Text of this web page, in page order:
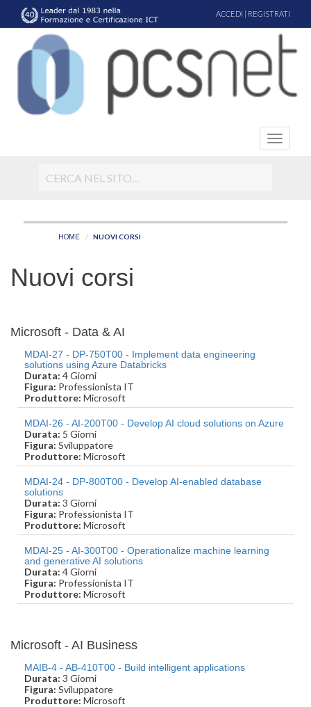
ACCEDI | REGISTRATI
HOME NUOVI CORSI
Nuovi corsi
Microsoft - Data & AI
MDAI-27 - DP-750T00 - Implement data engineering
solutions using Azure Databricks
Durata: 4 Giorni
Figura: Professionista IT
Produttore: Microsoft
MDAI-26 - AI-200T00 - Develop AI cloud solutions on Azure
Durata: 5 Giorni
Figura: Sviluppatore
Produttore: Microsoft
MDAI-24 - DP-800T00 - Develop AI-enabled database
solutions
Durata: 3 Giorni
Figura: Professionista IT
Produttore: Microsoft
MDAI-25 - AI-300T00 - Operationalize machine learning
and generative AI solutions
Durata: 4 Giorni
Figura: Professionista IT
Produttore: Microsoft
Microsoft - AI Business
MAIB-4 - AB-410T00 - Build intelligent applications
Durata: 3 Giorni
Figura: Sviluppatore
Produttore: Microsoft